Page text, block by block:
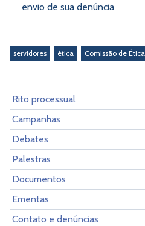
envio de sua denúncia
servidores ética Comissão de Ética
Rito processual
Campanhas
Debates
Palestras
Documentos
Ementas
Contato e denúncias